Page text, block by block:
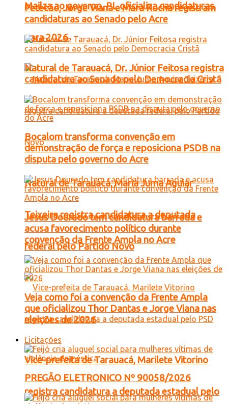
Mailza ao governo, PL oficializa candidaturas
para 2026
Natural de Tarauacá, Maria Juma Aguiar
Teixeira registra candidatura a deputada
federal pelo Partido Novo
Vice-prefeita de Tarauacá, Marilete Vitorino
registra candidatura a deputada estadual pelo
Petecão, Jorge Viana e Mara Rocha registram
candidaturas ao Senado pelo Acre
Natural de Tarauacá, Dr. Júnior Feitosa registra
candidatura ao Senado pelo Democracia Cristã
Bocalom transforma convenção em
demonstração de força e reposiciona PSDB na
disputa pelo governo do Acre
Jesus Dourado tem candidatura barrada e
acusa favorecimento político durante
convenção da Frente Ampla no Acre
Veja como foi a convenção da Frente Ampla
que oficializou Thor Dantas e Jorge Viana nas
eleições de 2026
Licitações
PREGÃO ELETRONICO Nº 90058/2026